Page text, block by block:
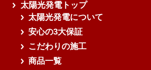
太陽光発電トップ
太陽光発電について
安心の3大保証
こだわりの施工
商品一覧